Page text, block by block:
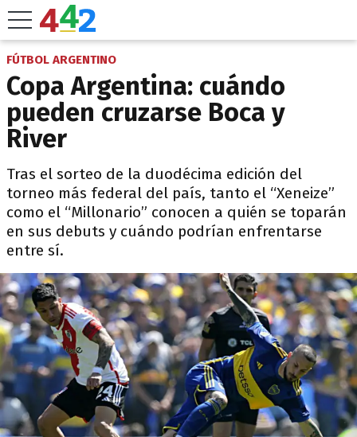
FÚTBOL ARGENTINO
Copa Argentina: cuándo
pueden cruzarse Boca y
River
Tras el sorteo de la duodécima edición del
torneo más federal del país, tanto el “Xeneize”
como el “Millonario” conocen a quién se toparán
en sus debuts y cuándo podrían enfrentarse
entre sí.